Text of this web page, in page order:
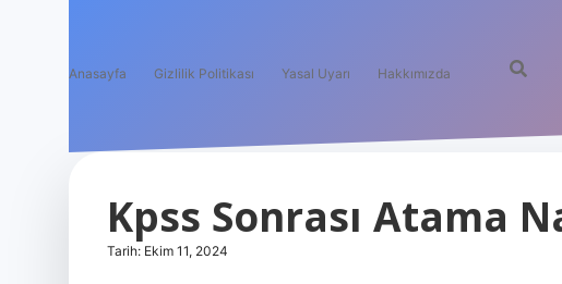
Anasayfa Gizlilik Politikası Yasal Uyarı Hakkımızda
Kpss Sonrası Atama
Tarih: Ekim 11, 2024